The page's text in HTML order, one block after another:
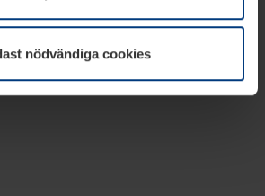
nödvändiga cookies